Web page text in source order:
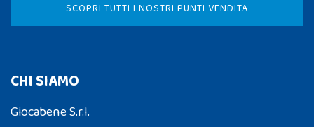
SCOPRI TUTTI I NOSTRI PUNTI VENDITA
CHI SIAMO
Giocabene S.r.l.